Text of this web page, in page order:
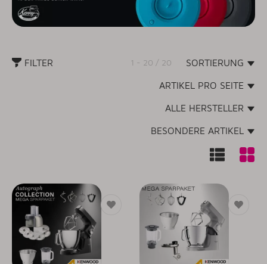
FILTER 1 - 20 / 20 SORTIERUNG
ARTIKEL PRO SEITE
ALLE HERSTELLER
BESONDERE ARTIKEL